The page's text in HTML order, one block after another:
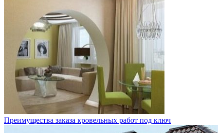
Преимущества заказа кровельных работ под ключ